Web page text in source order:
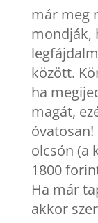
már meg
mondják,
között.
ha
magát,
olcsón (a
1800
Ha már
akkor